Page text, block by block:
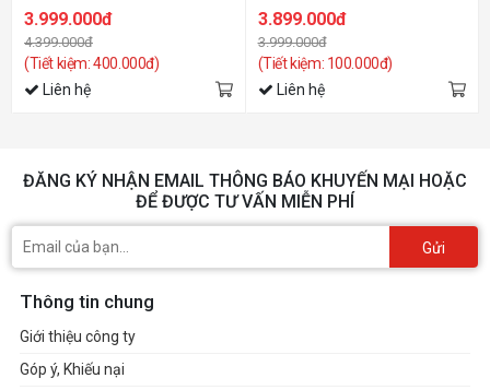
3.999.000đ
4.399.000đ
(Tiết kiệm: 400.000đ)
Liên hệ
3.899.000đ
3.999.000đ
(Tiết kiệm: 100.000đ)
Liên hệ
ĐĂNG KÝ NHẬN EMAIL THÔNG BÁO KHUYẾN MẠI HOẶC
ĐỂ ĐƯỢC TƯ VẤN MIỄN PHÍ
Gửi
Thông tin chung
Giới thiệu công ty
Góp ý, Khiếu nại